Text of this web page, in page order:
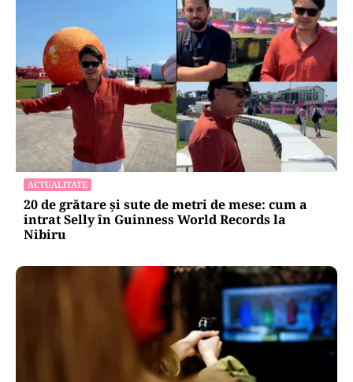
ACTUALITATE
20 de grătare și sute de metri de mese: cum a
intrat Selly în Guinness World Records la
Nibiru